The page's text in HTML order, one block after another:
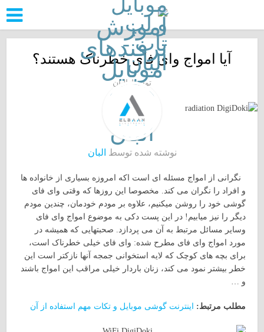
آیا امواج وای فای خطرناک هستند؟
توسط البان
نوشته شده توسط البان
نگرانی از امواج مسئله ای است اکه امروزه بسیاری از خانواده ها
و افراد را نگران می کند. مخصوصا این روزها که وقتی وای فای
گوشی خود را روشن میکنیم، علاوه بر مودم خودمان، چندین مودم
دیگر را نیز میابیم! در این پست دکی به موضوع امواج وای فای
وسایر مسائل مرتبط به آن می پردازد. صحبتهایی که همیشه در
مورد امواج وای فای مطرح شده: وای فای خیلی خطرناک است،
برای بچه های کوچک که لایه استخوانی جمجه آنها نازکتر است این
خطر بیشتر نمود می کند، زنان باردار خیلی مراقب این امواج باشند
و …
مطلب مرتبط: اینترنت گوشی موبایل و تکات مهم استفاده از آن